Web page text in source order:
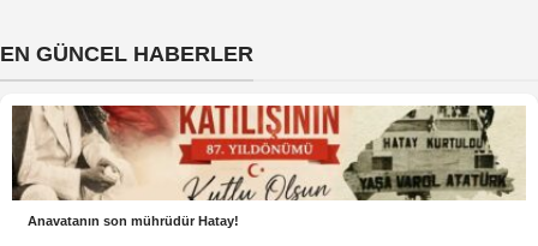
EN GÜNCEL HABERLER
Anavatanın son mührüdür Hatay!